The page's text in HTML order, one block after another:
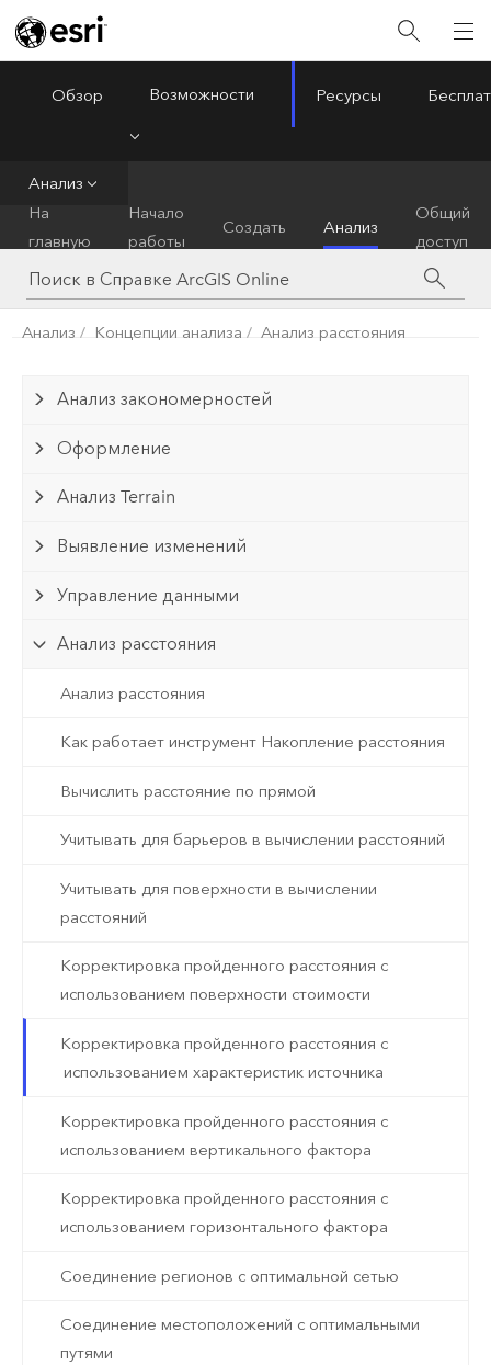
ArcGIS Online
Обзор Возможности Ресурсы
Анализ
На
главную
Начало
работы
Создать Анализ
Общий
доступ
Анализ Концепции анализа Анализ расстояния
Анализ закономерностей
Оформление
Анализ Terrain
Выявление изменений
Управление данными
Анализ расстояния
Анализ расстояния
Как работает инструмент Накопление расстояния
Вычислить расстояние по прямой
Учитывать для барьеров в вычислении расстояний
Учитывать для поверхности в вычислении
расстояний
Корректировка пройденного расстояния с
использованием поверхности стоимости
Корректировка пройденного расстояния с
использованием характеристик источника
Корректировка пройденного расстояния с
использованием вертикального фактора
Корректировка пройденного расстояния с
использованием горизонтального фактора
Соединение регионов с оптимальной сетью
Соединение местоположений с оптимальными
путями